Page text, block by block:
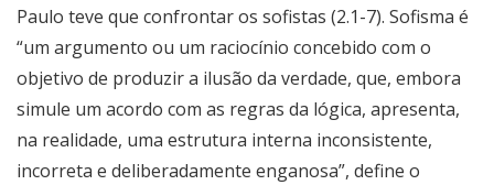
Paulo teve que confrontar os sofistas (2.1-7). Sofisma é
“um argumento ou um raciocínio concebido com o
objetivo de produzir a ilusão da verdade, que, embora
simule um acordo com as regras da lógica, apresenta,
na realidade, uma estrutura interna inconsistente,
incorreta e deliberadamente enganosa”, define o